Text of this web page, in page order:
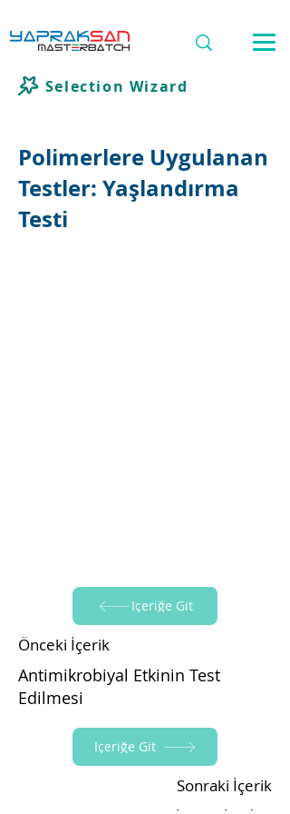
Selection Wizard
Polimerlere Uygulanan
Testler: Yaşlandırma
Testi
İçeriğe Git
Önceki İçerik
Antimikrobiyal Etkinin Test
Edilmesi
İçeriğe Git
Sonraki İçerik